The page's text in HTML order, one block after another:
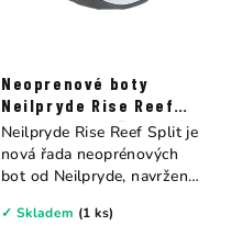
Neoprenové boty
Neilpryde Rise Reef
Split 2mm s děleným
palcem
✓ Skladem (1 ks)
Neilpryde Rise Reef Split je
nová řada neoprénových
bot od Neilpryde, navržená